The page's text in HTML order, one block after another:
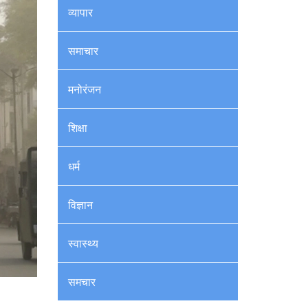
व्यापार
समाचार
मनोरंजन
शिक्षा
धर्म
विज्ञान
स्वास्थ्य
समचार